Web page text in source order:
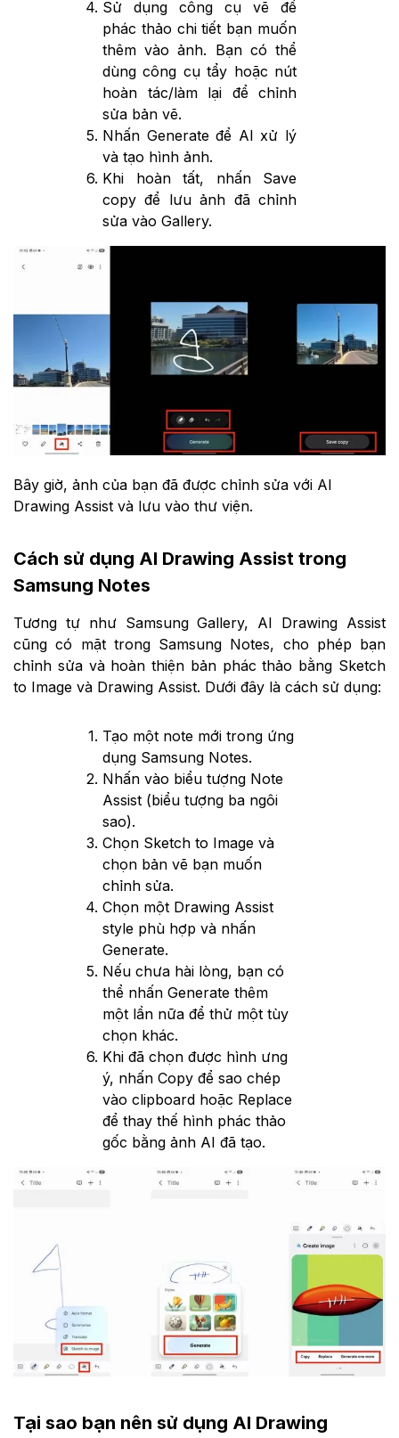
Sử dụng công cụ vẽ để
phác thảo chi tiết bạn muốn
thêm vào ảnh. Bạn có thể
dùng công cụ tẩy hoặc nút
hoàn tác/làm lại để chỉnh
sửa bản vẽ.
Nhấn Generate để AI xử lý
và tạo hình ảnh.
Khi hoàn tất, nhấn Save
copy để lưu ảnh đã chỉnh
sửa vào Gallery.
Bây giờ, ảnh của bạn đã được chỉnh sửa với AI
Drawing Assist và lưu vào thư viện.
Cách sử dụng AI Drawing Assist trong
Samsung Notes
Tương tự như Samsung Gallery, AI Drawing Assist
cũng có mặt trong Samsung Notes, cho phép bạn
chỉnh sửa và hoàn thiện bản phác thảo bằng Sketch
to Image và Drawing Assist. Dưới đây là cách sử dụng:
Tạo một note mới trong ứng
dụng Samsung Notes.
Nhấn vào biểu tượng Note
Assist (biểu tượng ba ngôi
sao).
Chọn Sketch to Image và
chọn bản vẽ bạn muốn
chỉnh sửa.
Chọn một Drawing Assist
style phù hợp và nhấn
Generate.
Nếu chưa hài lòng, bạn có
thể nhấn Generate thêm
một lần nữa để thử một tùy
chọn khác.
Khi đã chọn được hình ưng
ý, nhấn Copy để sao chép
vào clipboard hoặc Replace
để thay thế hình phác thảo
gốc bằng ảnh AI đã tạo.
Tại sao bạn nên sử dụng AI Drawing